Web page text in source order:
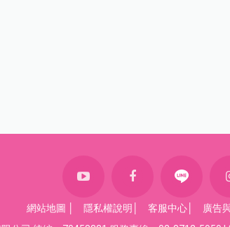
網站地圖 隱私權說明 客服中心 廣告